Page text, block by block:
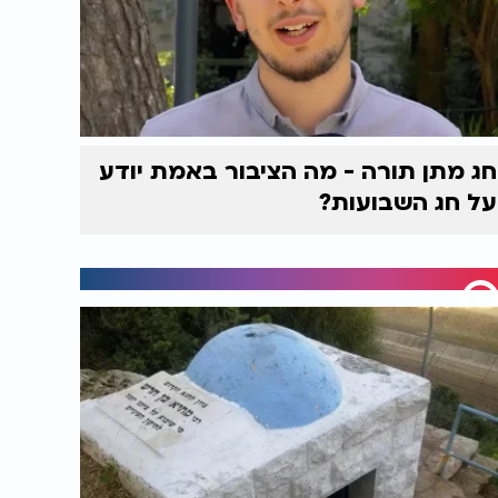
חג מתן תורה - מה הציבור באמת יודע
על חג השבועות?